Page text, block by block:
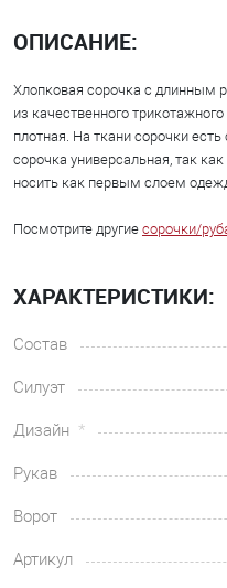
ОПИСАНИЕ:
Хлопковая сорочка с длинным
из качественного
плотная. На ткани сорочки
сорочка универсальная, так
носить как первым слоем
Посмотрите другие сорочки/
ХАРАКТЕРИСТИКИ:
Состав
Силуэт
Дизайн
Рукав
Ворот
Артикул